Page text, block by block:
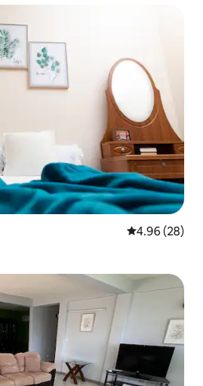
從 28 則評價
4.96 (28)